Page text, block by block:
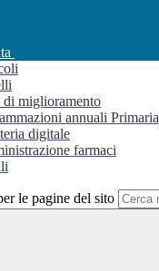
di miglioramento
annuali Primaria
digitale
farmaci
le pagine del sito